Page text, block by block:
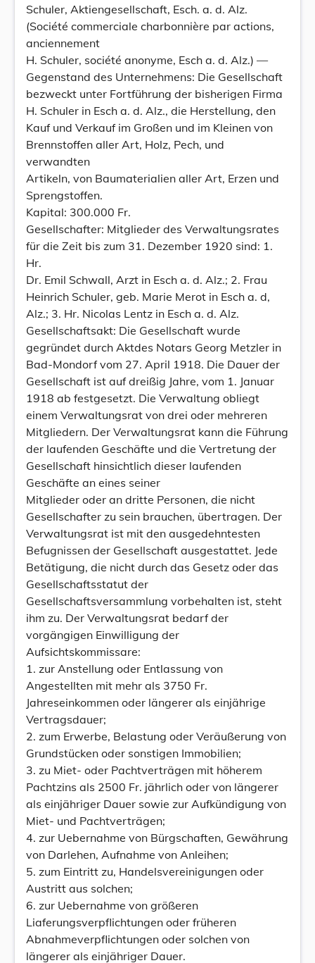
Schuler, Aktiengesellschaft, Esch. a. d. Alz.
(Société commerciale charbonnière par actions,
anciennement
H. Schuler, société anonyme, Esch a. d. Alz.) —
Gegenstand des Unternehmens: Die Gesellschaft
bezweckt unter Fortführung der bisherigen Firma
H. Schuler in Esch a. d. Alz., die Herstellung, den
Kauf und Verkauf im Großen und im Kleinen von
Brennstoffen aller Art, Holz, Pech, und
verwandten
Artikeln, von Baumaterialien aller Art, Erzen und
Sprengstoffen.
Kapital: 300.000 Fr.
Gesellschafter: Mitglieder des Verwaltungsrates
für die Zeit bis zum 31. Dezember 1920 sind: 1.
Hr.
Dr. Emil Schwall, Arzt in Esch a. d. Alz.; 2. Frau
Heinrich Schuler, geb. Marie Merot in Esch a. d,
Alz.; 3. Hr. Nicolas Lentz in Esch a. d. Alz.
Gesellschaftsakt: Die Gesellschaft wurde
gegründet durch Aktdes Notars Georg Metzler in
Bad-Mondorf vom 27. April 1918. Die Dauer der
Gesellschaft ist auf dreißig Jahre, vom 1. Januar
1918 ab festgesetzt. Die Verwaltung obliegt
einem Verwaltungsrat von drei oder mehreren
Mitgliedern. Der Verwaltungsrat kann die Führung
der laufenden Geschäfte und die Vertretung der
Gesellschaft hinsichtlich dieser laufenden
Geschäfte an eines seiner
Mitglieder oder an dritte Personen, die nicht
Gesellschafter zu sein brauchen, übertragen. Der
Verwaltungsrat ist mit den ausgedehntesten
Befugnissen der Gesellschaft ausgestattet. Jede
Betätigung, die nicht durch das Gesetz oder das
Gesellschaftsstatut der
Gesellschaftsversammlung vorbehalten ist, steht
ihm zu. Der Verwaltungsrat bedarf der
vorgängigen Einwilligung der
Aufsichtskommissare:
1. zur Anstellung oder Entlassung von
Angestellten mit mehr als 3750 Fr.
Jahreseinkommen oder längerer als einjährige
Vertragsdauer;
2. zum Erwerbe, Belastung oder Veräußerung von
Grundstücken oder sonstigen Immobilien;
3. zu Miet- oder Pachtverträgen mit höherem
Pachtzins als 2500 Fr. jährlich oder von längerer
als einjähriger Dauer sowie zur Aufkündigung von
Miet- und Pachtverträgen;
4. zur Uebernahme von Bürgschaften, Gewährung
von Darlehen, Aufnahme von Anleihen;
5. zum Eintritt zu, Handelsvereinigungen oder
Austritt aus solchen;
6. zur Uebernahme von größeren
Liaferungsverpflichtungen oder früheren
Abnahmeverpflichtungen oder solchen von
längerer als einjähriger Dauer.